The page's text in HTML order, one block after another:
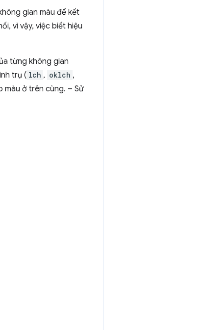
gian màu để kết
vì vậy, việc biết hiệu
từng không gian
trụ ( lch , oklch ,
màu ở trên cùng. – Sử